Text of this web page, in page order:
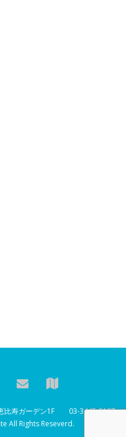
比寿ガーデン1F 03-3445-2187
All Rights Reseverd.